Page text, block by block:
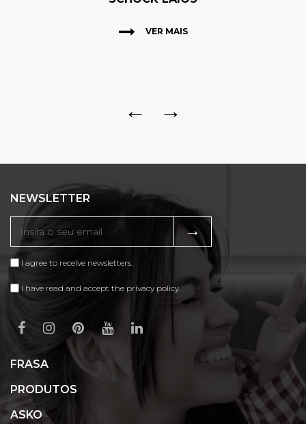
VER MAIS
← →
NEWSLETTER
→
I agree to receive newsletters.
I have read and accept the privacy policy.
FRASA
PRODUTOS
ASKO